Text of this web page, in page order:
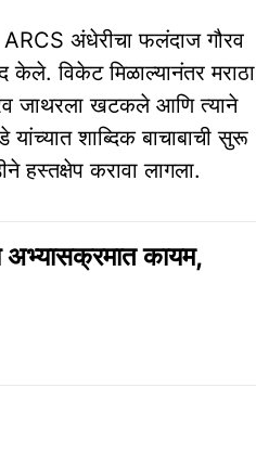
अंधेरीचा फलंदाज गौरव
विकेट मिळाल्यानंतर मराठा
जाथरला खटकले आणि त्याने
शाब्दिक बाचाबाची सुरू
हस्तक्षेप करावा लागला.
कायम,